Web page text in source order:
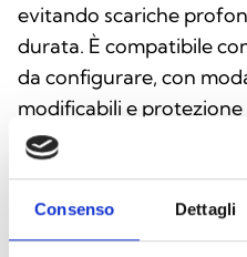
Consenso Dettagli
evitando scariche
durata. È compatibile
da configurare, con
modificabili e
Questo prodotto è